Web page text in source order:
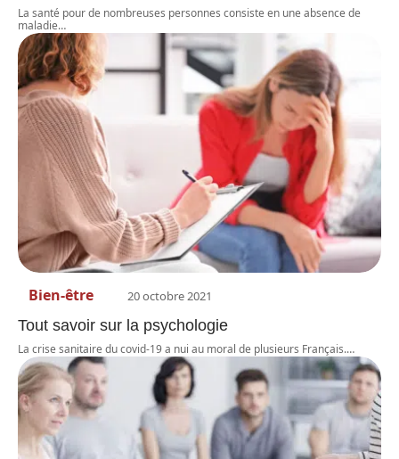
La santé pour de nombreuses personnes consiste en une absence de
maladie…
Bien-être 20 octobre 2021
Tout savoir sur la psychologie
La crise sanitaire du covid-19 a nui au moral de plusieurs Français.…